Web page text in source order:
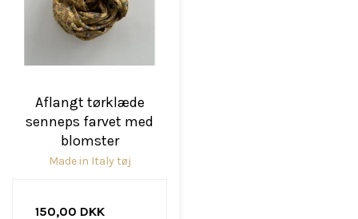
Aflangt tørklæde
senneps farvet med
blomster
Made in Italy tøj
150,00 DKK